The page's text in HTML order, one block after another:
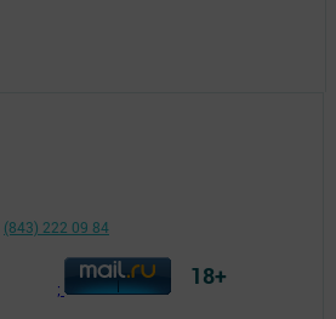
(843) 222 09 84
; 18+